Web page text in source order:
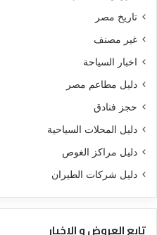
تاريخ مصر
غير مصنف
اخبار السياحة
دليل مطاعم مصر
حجز فنادق
دليل المحلات السياحية
دليل مراكز الغوص
دليل شركات الطيران
تابع العروض و الاخبار